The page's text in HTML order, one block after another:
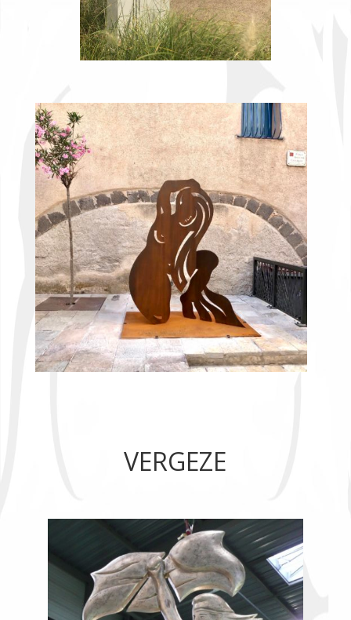
VERGEZE